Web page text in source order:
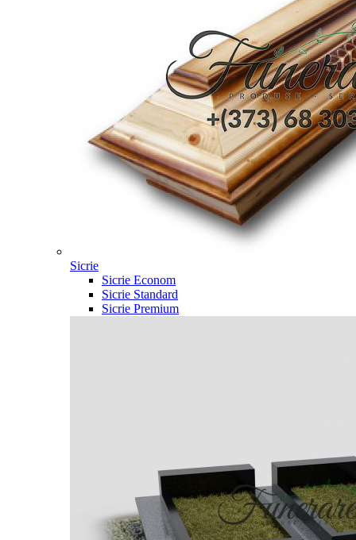
Sicrie
Sicrie Econom
Sicrie Standard
Sicrie Premium